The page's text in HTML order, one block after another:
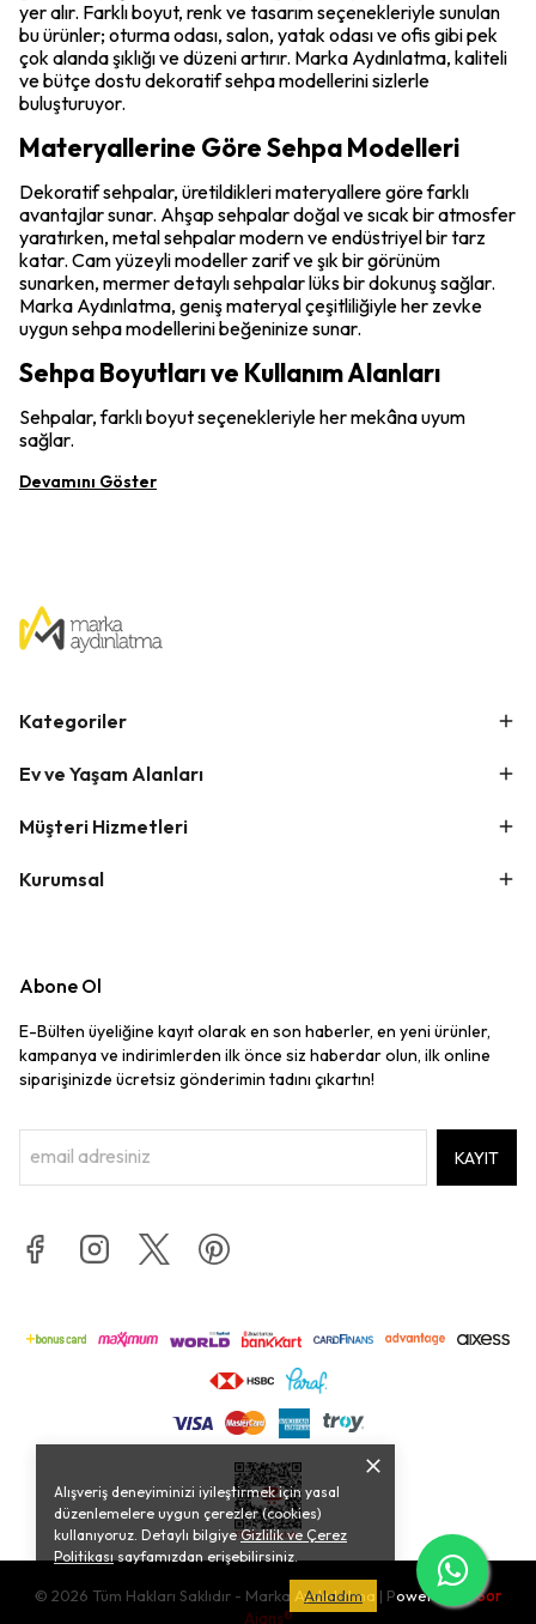
Alışveriş deneyiminizi iyileştirmek için yasal
düzenlemelere uygun çerezler (cookies)
kullanıyoruz. Detaylı bilgiyeGizlilik ve Çerez
Politikasısayfamızdan erişebilirsiniz.
Anladım
yer alır. Farklı boyut, renk ve tasarım seçenekleriyle sunulan
bu ürünler; oturma odası, salon, yatak odası ve ofis gibi pek
çok alanda şıklığı ve düzeni artırır. Marka Aydınlatma, kaliteli
ve bütçe dostu dekoratif sehpa modellerini sizlerle
buluşturuyor.
Materyallerine Göre Sehpa Modelleri
Dekoratif sehpalar, üretildikleri materyallere göre farklı
avantajlar sunar. Ahşap sehpalar doğal ve sıcak bir atmosfer
yaratırken, metal sehpalar modern ve endüstriyel bir tarz
katar. Cam yüzeyli modeller zarif ve şık bir görünüm
sunarken, mermer detaylı sehpalar lüks bir dokunuş sağlar.
Marka Aydınlatma, geniş materyal çeşitliliğiyle her zevke
uygun sehpa modellerini beğeninize sunar.
Sehpa Boyutları ve Kullanım Alanları
Sehpalar, farklı boyut seçenekleriyle her mekâna uyum
sağlar.
Devamını Göster
Kategoriler
Ev ve Yaşam Alanları
Müşteri Hizmetleri
Kurumsal
Abone Ol
E-Bülten üyeliğine kayıt olarak en son haberler, en yeni ürünler,
kampanya ve indirimlerden ilk önce siz haberdar olun, ilk online
siparişinizde ücretsiz gönderimin tadını çıkartın!
KAYIT
© 2026 Tüm Hakları Saklıdır - Marka Aydınlatma | Powered bySor
Ajans®